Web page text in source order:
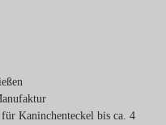
Kaninchenteckel bis ca. 4